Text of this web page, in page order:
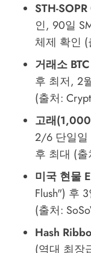
STH-
인, 90일
체제 확인 (
거래소
후 최저, 2
(출처:
고래
2/6 단일일
후 최대 (출
미국 현물
Flush") 후
(출처:
Hash
(역대 최장